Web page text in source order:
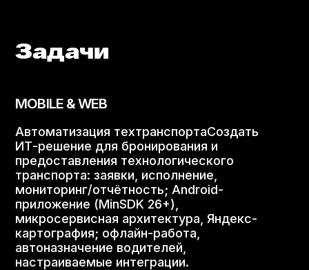
Задачи
MOBILE & WEB
Автоматизация техтранспортаСоздать
ИТ-​​​​​​​​​​​​​​​​​​​​​​​​​​​​​​​решение для бронирования и
предоставления технологического
транспорта: заявки, исполнение,
мониторинг/​​​​​​​​​​​​​​​​​​​​​​​​​​​​​​​отчётность; Android-​​​​​​​​​​​​​​​​​​​​​​​​​​​​​​​
приложение (MinSDK 26+),
микросервисная архитектура, Яндекс-​​​​​​​​​​​​​​​​​​​​​​​​​​​​​​​
картография; офлайн-​​​​​​​​​​​​​​​​​​​​​​​​​​​​​​​работа,
автоназначение водителей,
настраиваемые интеграции.